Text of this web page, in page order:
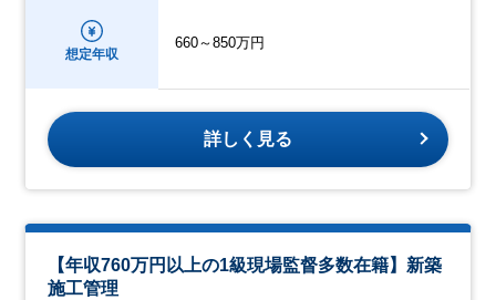
想定年収
660～850万円
詳しく見る
【年収760万円以上の1級現場監督多数在籍】新築
施工管理